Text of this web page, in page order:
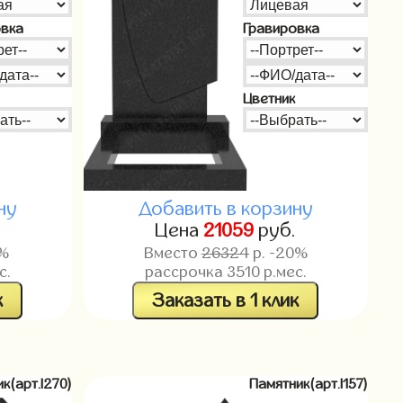
Гравировка
Цветник
Добавить в корзину
Цена 21059 руб.
Вместо 26324р. -20%
рассрочка 3510р.мес.
Заказать в 1 клик
Памятник(арт.l157)